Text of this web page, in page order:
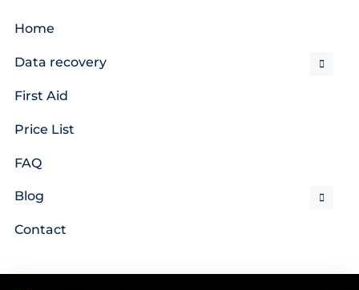
Home
Data recovery
First Aid
Price List
FAQ
Blog
Contact